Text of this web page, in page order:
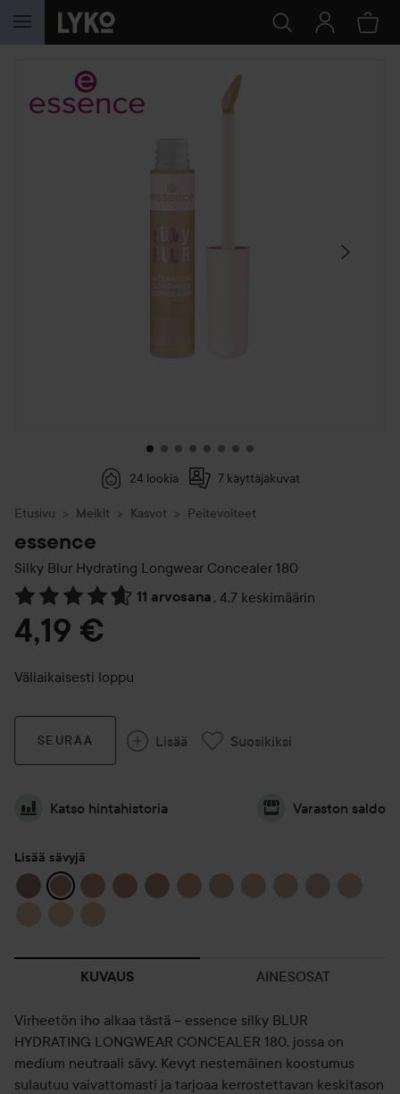
SIIRTYÄ JHK SISÄLTÖÖN
OHITA OSIO
24 lookia 7 käyttäjäkuvat
Etusivu Meikit Kasvot Peitevoiteet
essence
Silky Blur Hydrating Longwear Concealer 180
11 arvosana , 4.7 keskimäärin
Siirtyä jhk Arvosana & kommentit
4,19 €
Väliaikaisesti loppu
SEURAA Lisää Suosikiksi
Katso hintahistoria Varaston saldo
Lisää sävyjä
KUVAUS AINESOSAT
Virheetön iho alkaa tästä – essence silky BLUR
HYDRATING LONGWEAR CONCEALER 180, jossa on
medium neutraali sävy. Kevyt nestemäinen koostumus
sulautuu vaivattomasti ja tarjoaa kerrostettavan keskitason